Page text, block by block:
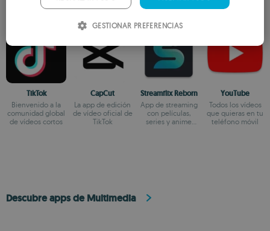
TikTok
Bienvenido a la
comunidad global
de vídeos cortos
CapCut
La app de edición
de vídeo oficial de
TikTok
Streamflix Reborn
App de streaming
con películas,
series y anime
YouTube
Todos los vídeos
que quieras en tu
teléfono móvil
Descubre apps de Multimedia
ROMANIAN
GESTIONAR PREFERENCIAS